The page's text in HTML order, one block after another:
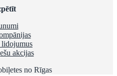
akcijas
no Rīgas